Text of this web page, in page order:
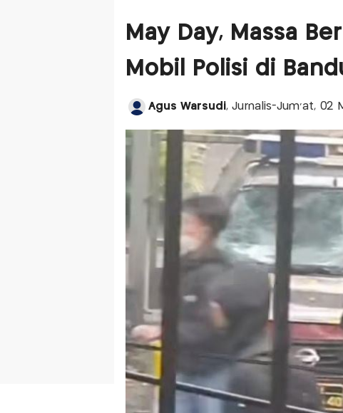
May Day, Massa
Mobil Polisi di
Agus Warsudi, Jurnalis-Jum'at, 02